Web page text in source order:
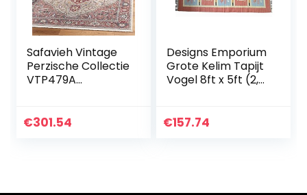
Safavieh Vintage
Perzische Collectie
VTP479A
tapijt, 4′ x 6′,
€301.54
Designs Emporium
Grote Kelim Tapijt
Vogel 8ft x 5ft (2,4
Traditionele
€157.74